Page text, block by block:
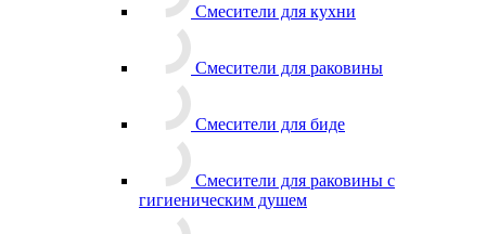
Смесители для кухни
Смесители для раковины
Смесители для биде
Смесители для раковины с
гигиеническим душем